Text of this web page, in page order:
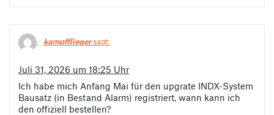
kampffliegersagt:
Juli 31, 2026 um 18:25 Uhr
Ich habe mich Anfang Mai für den upgrate INDX-System
Bausatz (in Bestand Alarm) registriert, wann kann ich
den offiziell bestellen?